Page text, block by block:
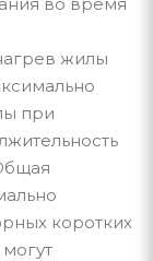
жилы
при
коротких